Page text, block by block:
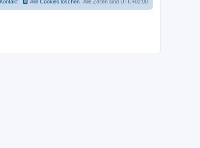
Alle Zeiten sind UTC+02:00
Alle Cookies löschen
Kontakt